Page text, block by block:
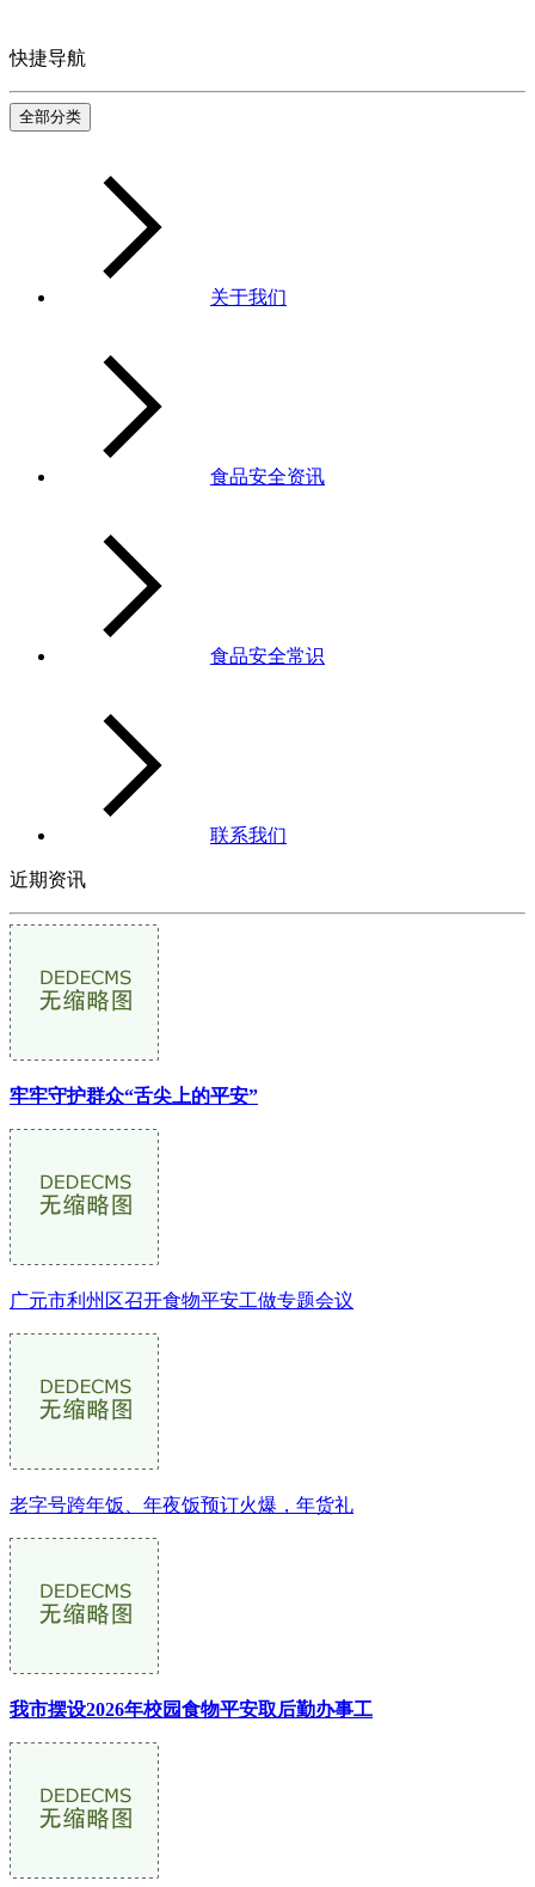
快捷导航
全部分类
关于我们
食品安全资讯
食品安全常识
联系我们
近期资讯
牢牢守护群众“舌尖上的平安”
广元市利州区召开食物平安工做专题会议
老字号跨年饭、年夜饭预订火爆，年货礼
我市摆设2026年校园食物平安取后勤办事工